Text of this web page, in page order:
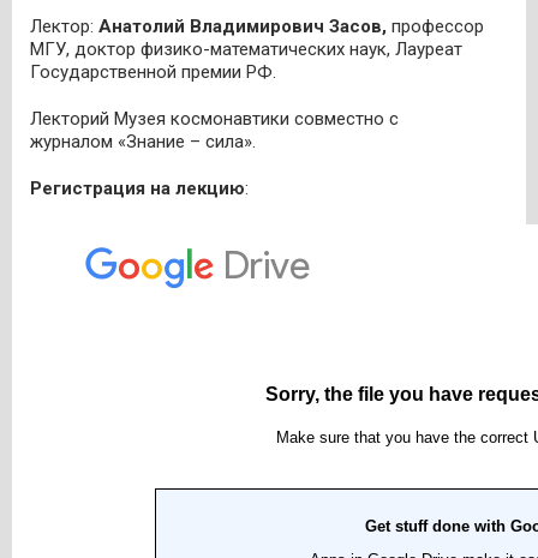
Лектор: Анатолий Владимирович Засов, профессор
МГУ, доктор физико-математических наук, Лауреат
Государственной премии РФ.
Лекторий Музея космонавтики совместно с
журналом «Знание – сила».
Регистрация на лекцию: